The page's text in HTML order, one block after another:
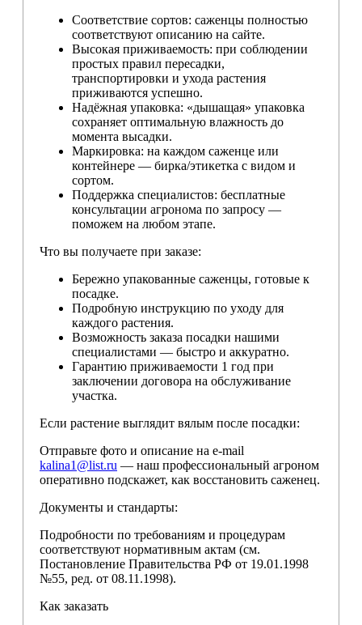
Соответствие сортов: саженцы полностью
соответствуют описанию на сайте.
Высокая приживаемость: при соблюдении
простых правил пересадки,
транспортировки и ухода растения
приживаются успешно.
Надёжная упаковка: «дышащая» упаковка
сохраняет оптимальную влажность до
момента высадки.
Маркировка: на каждом саженце или
контейнере — бирка/этикетка с видом и
сортом.
Поддержка специалистов: бесплатные
консультации агронома по запросу —
поможем на любом этапе.
Что вы получаете при заказе:
Бережно упакованные саженцы, готовые к
посадке.
Подробную инструкцию по уходу для
каждого растения.
Возможность заказа посадки нашими
специалистами — быстро и аккуратно.
Гарантию приживаемости 1 год при
заключении договора на обслуживание
участка.
Если растение выглядит вялым после посадки:
Отправьте фото и описание на e-mail
kalina1@list.ru — наш профессиональный агроном
оперативно подскажет, как восстановить саженец.
Документы и стандарты:
Подробности по требованиям и процедурам
соответствуют нормативным актам (см.
Постановление Правительства РФ от 19.01.1998
№55, ред. от 08.11.1998).
Как заказать